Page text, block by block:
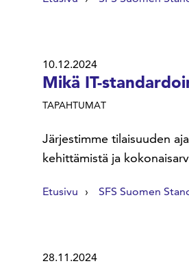
10.12.2024
Mikä IT-
TAPAHTUMAT
Järjestimme tilaisuuden
kehittämistä ja
Etusivu SFS Suomen
28.11.2024